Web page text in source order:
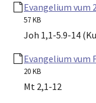
Evangelium vum
57 KB
Joh 1,1-5.9-14
Evangelium vum
20 KB
Mt 2,1-12